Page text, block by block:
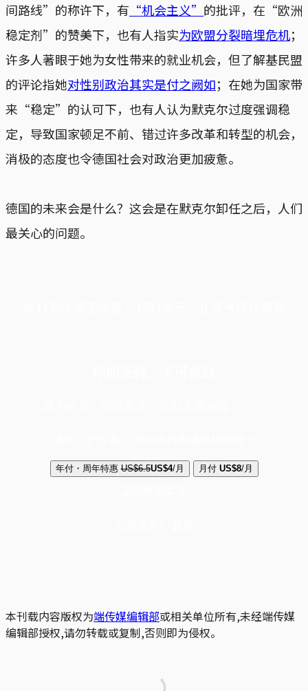
间路线”的称许下，有 “机会主义” 的批评，在“欧洲
稳定剂”的赞美下，也有人指实为欧盟分裂暗埋危机；
许多人著眼于她为女性带来的就业机会，但了解基民盟
的评论指她对性别政治其实是付之阙如；在她为国家带
来“稳定”的认可下，也有人认为默克尔过度强调稳
定，导致国家顿足不前、错过许多改革和转型的机会，
消极的态度也令德国社会对政治更加疲惫。
德国的未来会是什么？这会是在默克尔卸任之后，人们
最关心的问题。
年付・周年特惠 US$6.5US$4/月 月付 US$8/月
本刊载内容版权为端传媒编辑部或相关单位所有,未经端传媒
编辑部授权,请勿转载或复制,否则即为侵权。